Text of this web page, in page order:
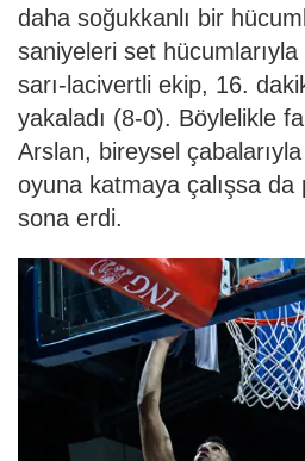
daha soğukkanlı bir
saniyeleri set
sarı-lacivertli ekip, 16.
yakaladı (8-0). Böylelikle
Arslan, bireysel çabalarıyla
oyuna katmaya çalışsa da
sona erdi.